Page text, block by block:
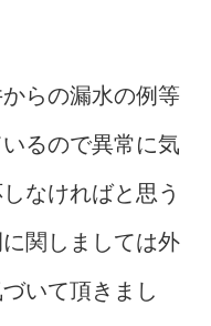
らの漏水の例等
るので異常に気
なければと思う
関しましては外
いて頂きまし